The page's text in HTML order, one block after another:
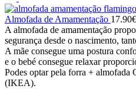
Almofada de Amamentação 17.90€
A almofada de amamentação
segurança desde o nascimento,
A mãe consegue uma postura
e o bebé consegue relaxar
Podes optar pela forra +
(IKEA).